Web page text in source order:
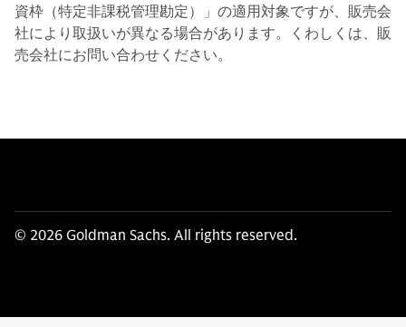
資枠（特定非課税管理勘定）」の適用対象ですが、販売会
社により取扱いが異なる場合があります。くわしくは、販
売会社にお問い合わせください。
© 2026 Goldman Sachs. All rights reserved.